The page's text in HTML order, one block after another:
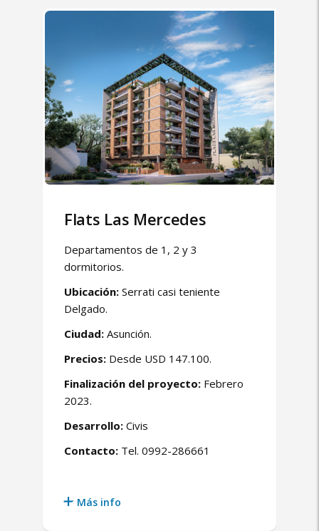
Flats Las Mercedes
Departamentos de 1, 2 y 3
dormitorios.
Ubicación: Serrati casi teniente
Delgado.
Ciudad: Asunción.
Precios: Desde USD 147.100.
Finalización del proyecto: Febrero
2023.
Desarrollo: Civis
Contacto: Tel. 0992-286661
Más info